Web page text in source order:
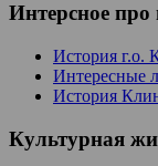
Интерсное про
История г.о.
Интересные
История
Культурная